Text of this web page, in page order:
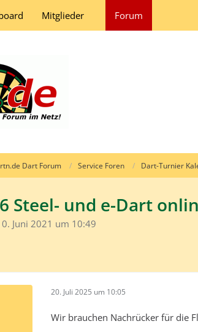
Mitglieder Forum
Dart Forum Service Foren Dart-Turnier
Steel- und e-Dart
Juni 2021 um 10:49
20. Juli 2025 um 10:05
Wir brauchen Nachrücker für die